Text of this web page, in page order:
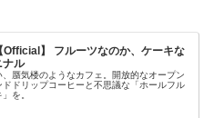
】 フルーツなのか、ケーキな
ナル
、蜃気楼のようなカフェ。開放的なオープン
ドドリップコーヒーと不思議な「ホールフル
を。